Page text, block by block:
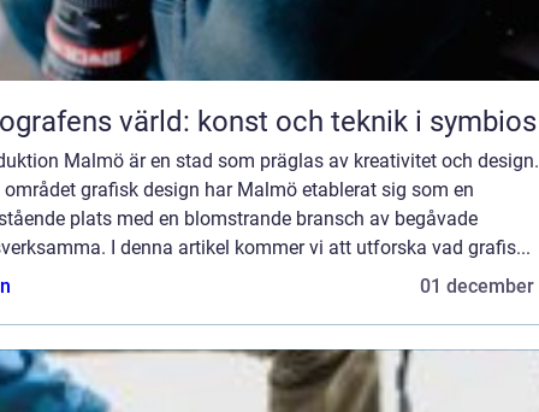
värld: konst och teknik i symbios
Malmö är en stad som präglas av kreativitet och design.
området grafisk design har Malmö etablerat sig som en
plats med en blomstrande bransch av begåvade
I denna artikel kommer vi att utforska vad grafis...
01 december